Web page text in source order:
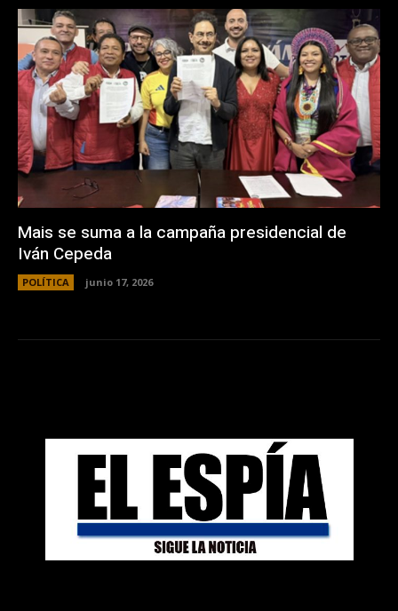
Mais se suma a la campaña presidencial de
Iván Cepeda
POLÍTICA junio 17, 2026